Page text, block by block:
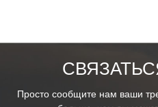
использование: моющаяся
и сокращает отходы. -
Просто сообщите нам ваши